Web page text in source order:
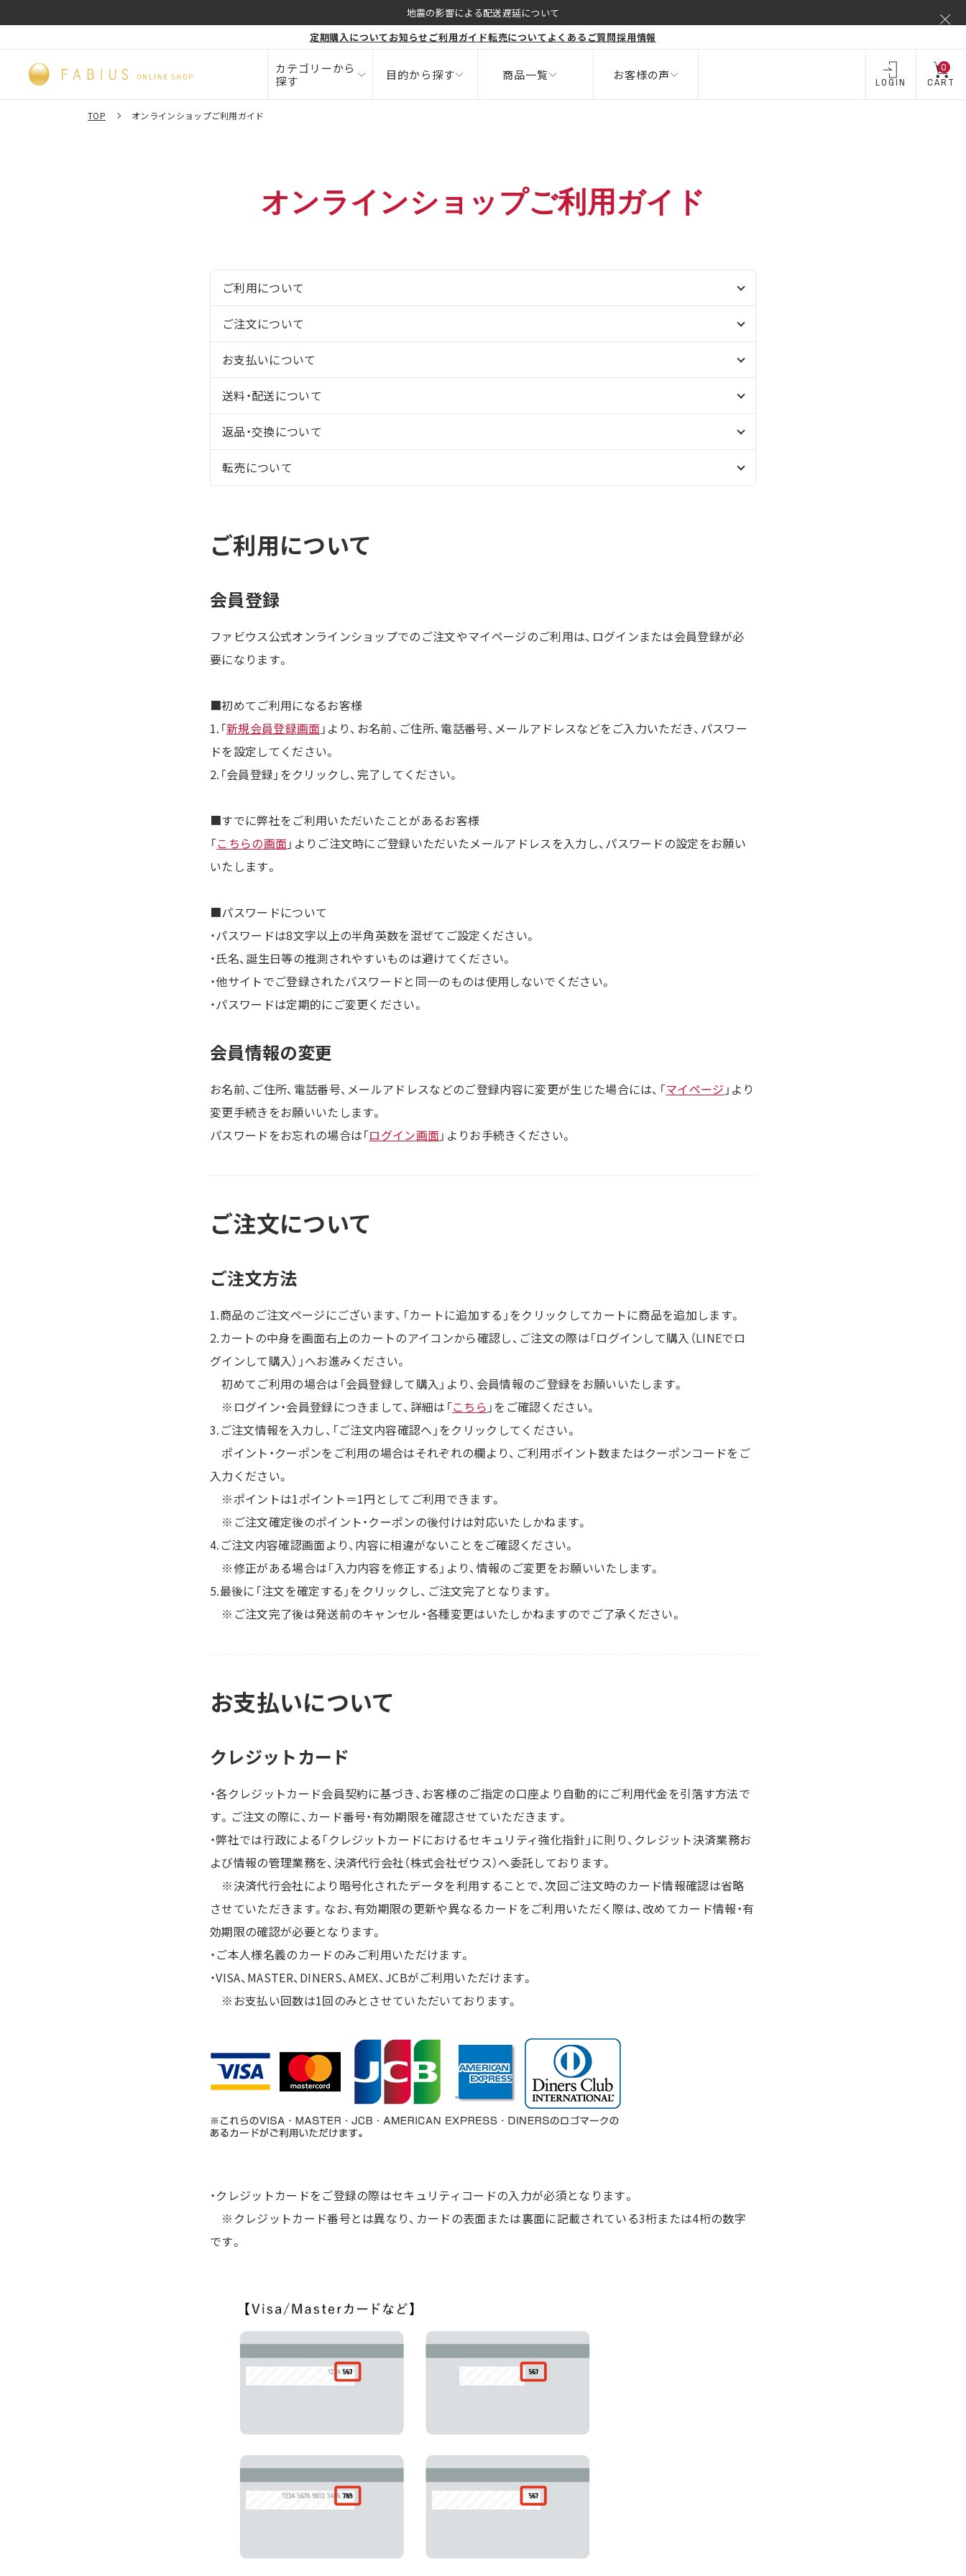
地震の影響による配送遅延について
定期購入についてお知らせ ご利用ガイド転売についてよくあるご質問採用情報
カテゴリーから
探す
ビューティー
健康食品
飲料
目的から探す
毛穴 ニキビ
ボディ
商品一覧
お客様の声
LOGIN
0
CART
TOP オンラインショップご利用ガイド
オンラインショップご利用ガイド
ご利用について
ご注文について
お支払いについて
送料・配送について
返品・交換について
転売について
ご利用について
会員登録
ファビウス公式オンラインショップでのご注文やマイページのご利用は、ログインまたは会員登録が必
要になります。
■初めてご利用になるお客様
1.「新規会員登録画面 」より、お名前、ご住所、電話番号、メールアドレスなどをご入力いただき、パスワー
ドを設定してください。
2.「会員登録」をクリックし、完了してください。
■すでに弊社をご利用いただいたことがあるお客様
「こちらの画面」よりご注文時にご登録いただいたメールアドレスを入力し、パスワードの設定をお願い
いたします。
■パスワードについて
・パスワードは8文字以上の半角英数を混ぜてご設定ください。
・氏名、誕生日等の推測されやすいものは避けてください。
・他サイトでご登録されたパスワードと同一のものは使用しないでください。
・パスワードは定期的にご変更ください。
会員情報の変更
お名前、ご住所、電話番号、メールアドレスなどのご登録内容に変更が生じた場合には、「マイページ 」より
変更手続きをお願いいたします。
パスワードをお忘れの場合は「ログイン画面」よりお手続きください。
ご注文について
ご注文方法
1.商品のご注文ページにございます、「カートに追加する」をクリックしてカートに商品を追加します。
2.カートの中身を画面右上のカートのアイコンから確認し、ご注文の際は「ログインして購入（LINEでロ
グインして購入）」へお進みください。
初めてご利用の場合は「会員登録して購入」より、会員情報のご登録をお願いいたします。
※ログイン・会員登録につきまして、詳細は「こちら 」をご確認ください。
3.ご注文情報を入力し、「ご注文内容確認へ」をクリックしてください。
ポイント・クーポンをご利用の場合はそれぞれの欄より、ご利用ポイント数またはクーポンコードをご
入力ください。
※ポイントは1ポイント＝1円としてご利用できます。
※ご注文確定後のポイント・クーポンの後付けは対応いたしかねます。
4.ご注文内容確認画面より、内容に相違がないことをご確認ください。
※修正がある場合は「入力内容を修正する」より、情報のご変更をお願いいたします。
5.最後に「注文を確定する」をクリックし、ご注文完了となります。
※ご注文完了後は発送前のキャンセル・各種変更はいたしかねますのでご了承ください。
お支払いについて
クレジットカード
・各クレジットカード会員契約に基づき、お客様のご指定の口座より自動的にご利用代金を引落す方法で
す。ご注文の際に、カード番号・有効期限を確認させていただきます。
・弊社では行政による「クレジットカードにおけるセキュリティ強化指針」に則り、クレジット決済業務お
よび情報の管理業務を、決済代行会社（株式会社ゼウス）へ委託しております。
※決済代行会社により暗号化されたデータを利用することで、次回ご注文時のカード情報確認は省略
させていただきます。なお、有効期限の更新や異なるカードをご利用いただく際は、改めてカード情報・有
効期限の確認が必要となります。
・ご本人様名義のカードのみご利用いただけます。
・VISA、MASTER、DINERS、AMEX、JCBがご利用いただけます。
※お支払い回数は1回のみとさせていただいております。
・クレジットカードをご登録の際はセキュリティコードの入力が必須となります。
※クレジットカード番号とは異なり、カードの表面または裏面に記載されている3桁または4桁の数字
です。